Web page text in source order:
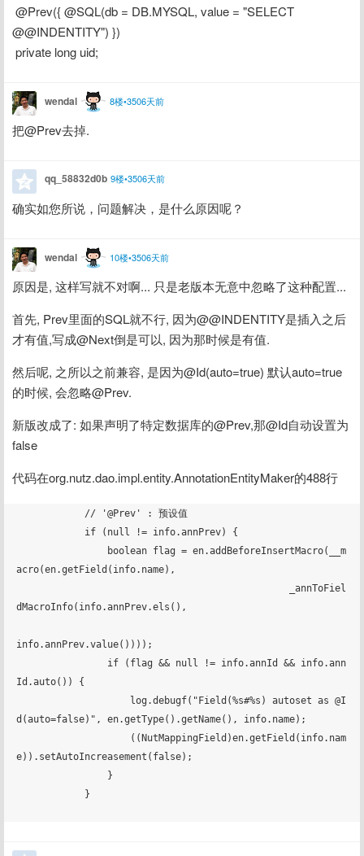
@@INDENTITY") })
private long uid;
wendal 8楼•3506天前
把@Prev去掉.
qq_58832d0b 9楼•3506天前
确实如您所说，问题解决，是什么原因呢？
wendal 10楼•3506天前
原因是, 这样写就不对啊... 只是老版本无意中忽略了这种配置...
首先, Prev里面的SQL就不行, 因为@@INDENTITY是插入之后
才有值,写成@Next倒是可以, 因为那时候是有值.
然后呢, 之所以之前兼容, 是因为@Id(auto=true) 默认auto=true
的时候, 会忽略@Prev.
新版改成了: 如果声明了特定数据库的@Prev,那@Id自动设置为
false
代码在org.nutz.dao.impl.entity.AnnotationEntityMaker的488行
acro(en.getField(info.name),
dMacroInfo(info.annPrev.els(),
info.annPrev.value())));
Id.auto()) {
d(auto=false)", en.getType().getName(), info.name);
e)).setAutoIncreasement(false);